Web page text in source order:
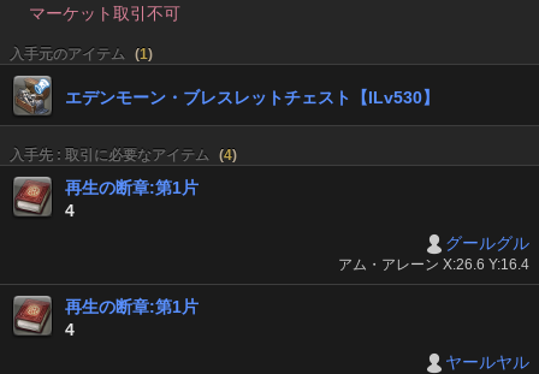
マーケット取引不可
入手元のアイテム (1)
エデンモーン・ブレスレットチェスト【ILv530】
入手先 : 取引に必要なアイテム (4)
再生の断章:第1片
4
グールグル
アム・アレーン X:26.6 Y:16.4
再生の断章:第1片
4
ヤールヤル